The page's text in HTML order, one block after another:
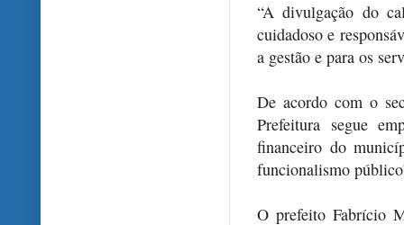
“A divulgação do
cuidadoso e
a gestão e para os
De acordo com o
Prefeitura segue
financeiro do
funcionalismo
O prefeito Fabrício